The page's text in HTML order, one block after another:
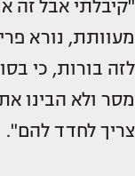
"קיבלתי אבל זה
מעוותת, נורא
לזה בורות, כי
מסר ולא הבינו
צריך לחדד להם".